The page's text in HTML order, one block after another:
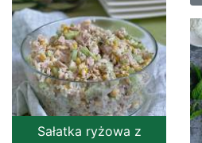
Sałatka ryżowa z